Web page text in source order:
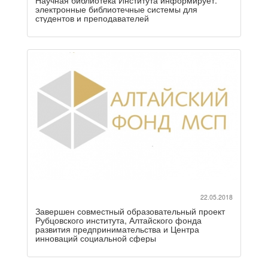
электронные библиотечные системы для
студентов и преподавателей
22.05.2018
Завершен совместный образовательный проект
Рубцовского института, Алтайского фонда
развития предпринимательства и Центра
инноваций социальной сферы